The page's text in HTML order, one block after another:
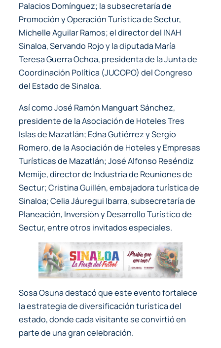
Palacios Domínguez; la subsecretaría de
Promoción y Operación Turística de Sectur,
Michelle Aguilar Ramos; el director del INAH
Sinaloa, Servando Rojo y la diputada María
Teresa Guerra Ochoa, presidenta de la Junta de
Coordinación Política (JUCOPO) del Congreso
del Estado de Sinaloa.
Así como José Ramón Manguart Sánchez,
presidente de la Asociación de Hoteles Tres
Islas de Mazatlán; Edna Gutiérrez y Sergio
Romero, de la Asociación de Hoteles y Empresas
Turísticas de Mazatlán; José Alfonso Reséndiz
Memije, director de Industria de Reuniones de
Sectur; Cristina Guillén, embajadora turística de
Sinaloa; Celia Jáuregui Ibarra, subsecretaría de
Planeación, Inversión y Desarrollo Turístico de
Sectur, entre otros invitados especiales.
Sosa Osuna destacó que este evento fortalece
la estrategia de diversificación turística del
estado, donde cada visitante se convirtió en
parte de una gran celebración.